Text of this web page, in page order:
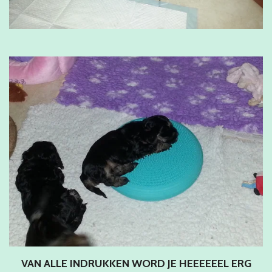
VAN ALLE INDRUKKEN WORD JE HEEEEEEL ERG